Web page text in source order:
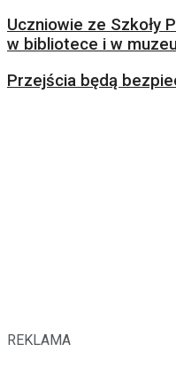
Uczniowie ze Szkoły
w bibliotece i w
Przejścia będą
REKLAMA